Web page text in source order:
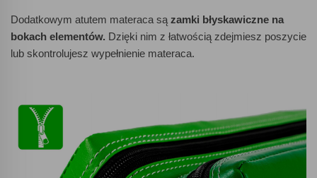
Dodatkowym atutem materaca są zamki błyskawiczne na
bokach elementów. Dzięki nim z łatwością zdejmiesz poszycie
lub skontrolujesz wypełnienie materaca.